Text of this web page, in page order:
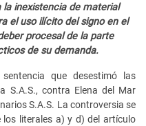
la inexistencia de material
el uso ilícito del signo en el
procesal de la parte
de su demanda.
que desestimó las
S.A.S., contra Elena del Mar
S.A.S. La controversia se
literales a) y d) del artículo